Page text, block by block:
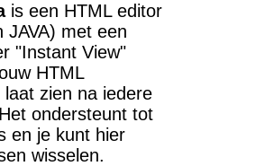
is een HTML editor
JAVA) met een
"Instant View"
HTML
zien na iedere
ondersteunt tot
en je kunt hier
wisselen.